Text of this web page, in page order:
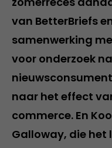
van BetterBriefs
samenwerking
voor onderzoek
naar het effect
commerce. En
Galloway, die het